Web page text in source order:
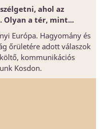
ahol az
a tér, mint...
Európa. Hagyomány és
őrületére adott válaszok
kommunikációs
Kosdon.